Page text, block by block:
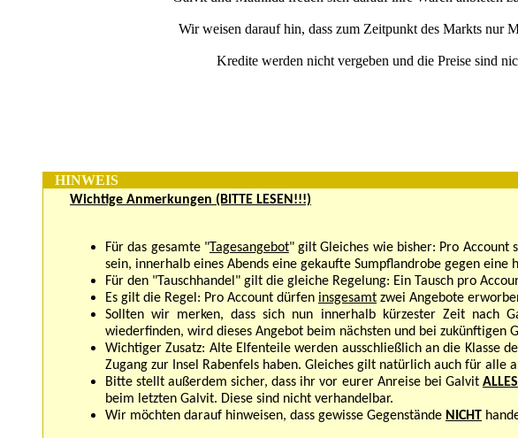
Wir weisen darauf hin, dass zum Zeitpunkt des Markts nur
Kredite werden nicht vergeben und die Preise sind
HINWEIS
Wichtige Anmerkungen (BITTE LESEN!!!)
Für das gesamte "Tagesangebot" gilt Gleiches wie bisher: Pro Account
sein, innerhalb eines Abends eine gekaufte Sumpflandrobe gegen eine
Für den "Tauschhandel" gilt die gleiche Regelung: Ein Tausch pro
Es gilt die Regel: Pro Account dürfen insgesamt zwei Angebote
Sollten wir merken, dass sich nun innerhalb kürzester Zeit nach
wiederfinden, wird dieses Angebot beim nächsten und bei zukünftigen
Wichtiger Zusatz: Alte Elfenteile werden ausschließlich an die Klasse
Zugang zur Insel Rabenfels haben. Gleiches gilt natürlich auch für alle
Bitte stellt außerdem sicher, dass ihr vor eurer Anreise bei Galvit ALLES
beim letzten Galvit. Diese sind nicht verhandelbar.
Wir möchten darauf hinweisen, dass gewisse Gegenstände NICHT